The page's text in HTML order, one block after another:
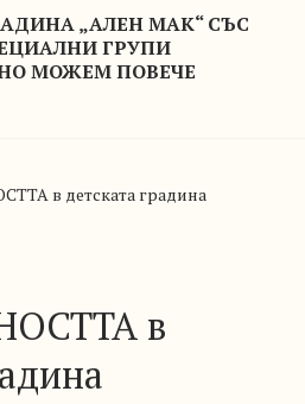
„АЛЕН МАК“ СЪС
ГРУПИ
МОЖЕМ ПОВЕЧЕ
в детската градина
в